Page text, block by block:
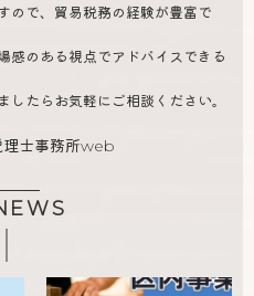
ので、貿易税務の経験が豊富で
感のある視点でアドバイスできる
たらお気軽にご相談ください。
理士事務所web